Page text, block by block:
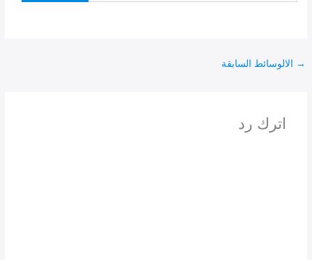
→ الالوسائط السابقة
اترك رد